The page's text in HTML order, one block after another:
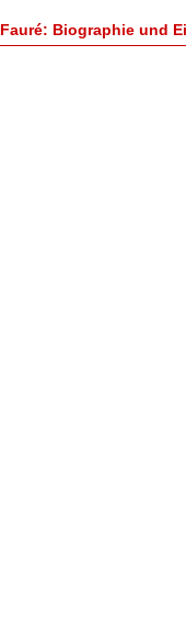
Biographie und